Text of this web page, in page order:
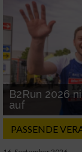
B2Run 2026
auf
PASSENDE